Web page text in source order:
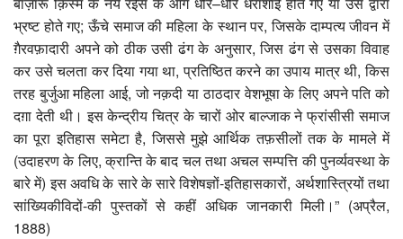
भ्रष्ट होते गए; ऊँचे समाज की महिला के स्थान पर, जिसके दाम्पत्य जीवन में
ग़ैरवफ़ादारी अपने को ठीक उसी ढंग के अनुसार, जिस ढंग से उसका विवाह
कर उसे चलता कर दिया गया था, प्रतिष्ठित करने का उपाय मात्र थी, किस
तरह बुर्जुआ महिला आई, जो नक़दी या ठाठदार वेशभूषा के लिए अपने पति को
दग़ा देती थी। इस केन्द्रीय चित्र के चारों ओर बाल्जाक ने फ्रांसीसी समाज
का पूरा इतिहास समेटा है, जिससे मुझे आर्थिक तफ़सीलों तक के मामले में
(उदाहरण के लिए, क्रान्ति के बाद चल तथा अचल सम्पत्ति की पुनर्व्यवस्था के
बारे में) इस अवधि के सारे के सारे विशेषज्ञों-इतिहासकारों, अर्थशास्त्रियों तथा
सांख्यिकीविदों-की पुस्तकों से कहीं अधिक जानकारी मिली।” (अप्रैल,
1888)